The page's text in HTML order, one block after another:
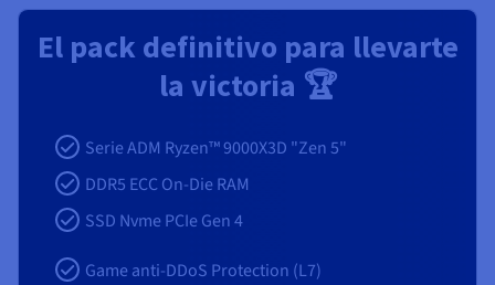
El pack definitivo para llevarte
la victoria 🏆
Serie ADM Ryzen™ 9000X3D "Zen 5"
DDR5 ECC On-Die RAM
SSD Nvme PCIe Gen 4
Game anti-DDoS Protection (L7)